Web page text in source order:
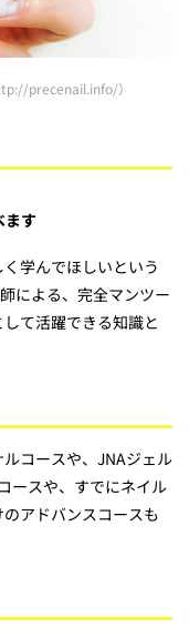
precenail.info/）
ます
学んでほしいという
による、完全マンツー
て活躍できる知識と
コースや、JNAジェル
ースや、すでにネイル
アドバンスコースも